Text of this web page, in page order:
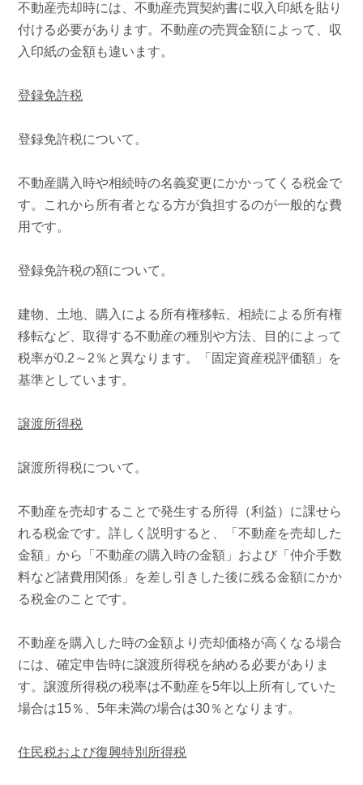
不動産売却時には、不動産売買契約書に収入印紙を貼り
付ける必要があります。不動産の売買金額によって、収
入印紙の金額も違います。
登録免許税
登録免許税について。
不動産購入時や相続時の名義変更にかかってくる税金で
す。これから所有者となる方が負担するのが一般的な費
用です。
登録免許税の額について。
建物、土地、購入による所有権移転、相続による所有権
移転など、取得する不動産の種別や方法、目的によって
税率が0.2 ～ 2 ％と異なります。「固定資産税評価額」を
基準としています。
譲渡所得税
譲渡所得税について。
不動産を売却することで発生する所得（利益）に課せら
れる税金です。詳しく説明すると、「不動産を売却した
金額」から「不動産の購入時の金額」および「仲介手数
料など諸費用関係」を差し引きした後に残る金額にかか
る税金のことです。
不動産を購入した時の金額より売却価格が高くなる場合
には、確定申告時に譲渡所得税を納める必要がありま
す。譲渡所得税の税率は不動産を5年以上所有していた
場合は15％、 5年未満の場合は30％となります。
住民税および復興特別所得税